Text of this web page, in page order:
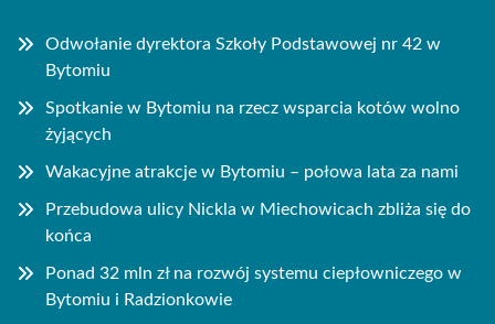
Odwołanie dyrektora Szkoły Podstawowej nr 42 w
Bytomiu
Spotkanie w Bytomiu na rzecz wsparcia kotów wolno
żyjących
Wakacyjne atrakcje w Bytomiu – połowa lata za nami
Przebudowa ulicy Nickla w Miechowicach zbliża się do
końca
Ponad 32 mln zł na rozwój systemu ciepłowniczego w
Bytomiu i Radzionkowie